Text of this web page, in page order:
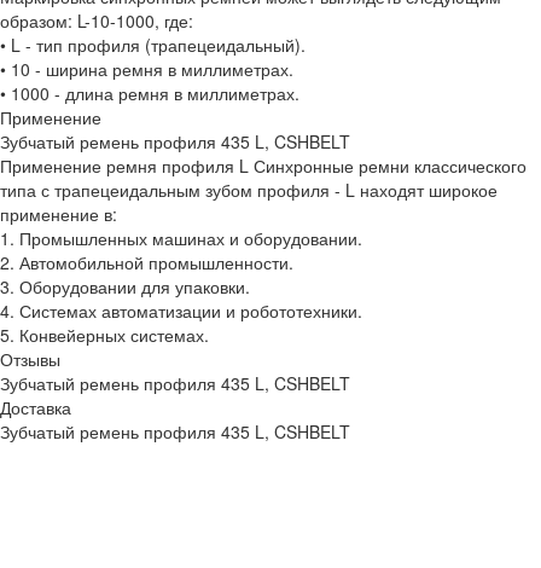
образом: L-10-1000, где:
• L - тип профиля (трапецеидальный).
• 10 - ширина ремня в миллиметрах.
• 1000 - длина ремня в миллиметрах.
Применение
Зубчатый ремень профиля 435 L, CSHBELT
Применение ремня профиля L Синхронные ремни классического
типа с трапецеидальным зубом профиля - L находят широкое
применение в:
1. Промышленных машинах и оборудовании.
2. Автомобильной промышленности.
3. Оборудовании для упаковки.
4. Системах автоматизации и робототехники.
5. Конвейерных системах.
Отзывы
Зубчатый ремень профиля 435 L, CSHBELT
Доставка
Зубчатый ремень профиля 435 L, CSHBELT